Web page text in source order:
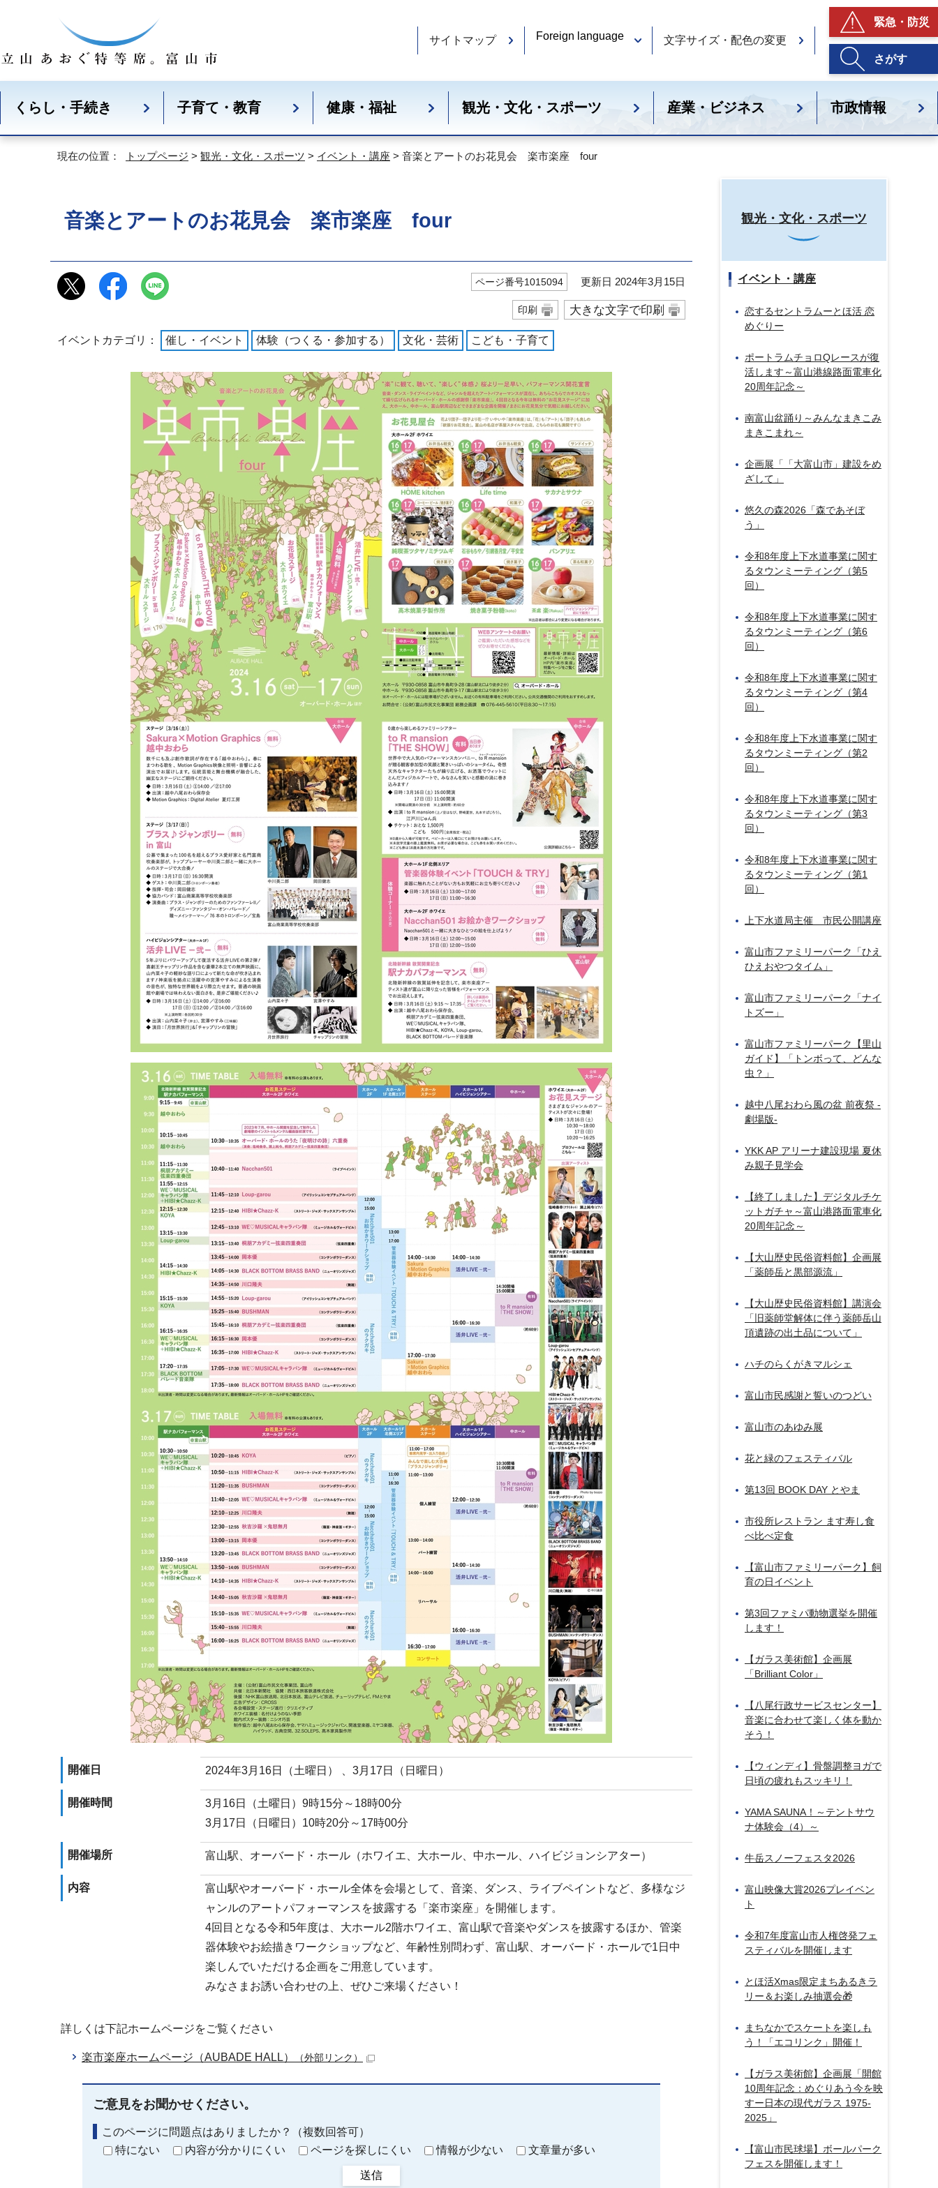
サイトマップ Foreign language 文字サイズ・配色の変更
緊急・防災
さがす
くらし・手続き 子育て・教育 健康・福祉 観光・文化・スポーツ 産業・ビジネス 市政情報
現在の位置： トップページ > 観光・文化・スポーツ > イベント・講座 > 音楽とアートのお花見会 楽市楽座 four
音楽とアートのお花見会 楽市楽座 four
ページ番号1015094 更新日 2024年3月15日
印刷 大きな文字で印刷
イベントカテゴリ： 催し・イベント 体験（つくる・参加する） 文化・芸術 こども・子育て
開催日 2024年3月16日（土曜日） 、3月17日（日曜日）
開催時間
3月16日（土曜日）9時15分～18時00分
3月17日（日曜日）10時20分～17時00分
開催場所 富山駅、オーバード・ホール（ホワイエ、大ホール、中ホール、ハイビジョンシアター）
内容
富山駅やオーバード・ホール全体を会場として、音楽、ダンス、ライブペイントなど、多様なジ
ャンルのアートパフォーマンスを披露する「楽市楽座」を開催します。
4回目となる令和5年度は、大ホール2階ホワイエ、富山駅で音楽やダンスを披露するほか、管楽
器体験やお絵描きワークショップなど、年齢性別問わず、富山駅、オーバード・ホールで1日中
楽しんでいただける企画をご用意しています。
みなさまお誘い合わせの上、ぜひご来場ください！
詳しくは下記ホームページをご覧ください
楽市楽座ホームページ（AUBADE HALL） （外部リンク）
ご意見をお聞かせください。
このページに問題点はありましたか？（複数回答可）
特にない
内容が分かりにくい ページを探しにくい 情報が少ない 文章量が多い
送信
観光・文化・スポーツ
イベント・講座
恋するセントラムーとほ活 恋
めぐりー
ポートラムチョロQレースが復
活します～富山港線路面電車化
20周年記念～
南富山盆踊り～みんなまきこみ
まきこまれ～
企画展「「大富山市」建設をめ
ざして」
悠久の森2026「森であそぼ
う」
令和8年度上下水道事業に関す
るタウンミーティング（第5
回）
令和8年度上下水道事業に関す
るタウンミーティング（第6
回）
令和8年度上下水道事業に関す
るタウンミーティング（第4
回）
令和8年度上下水道事業に関す
るタウンミーティング（第2
回）
令和8年度上下水道事業に関す
るタウンミーティング（第3
回）
令和8年度上下水道事業に関す
るタウンミーティング（第1
回）
上下水道局主催 市民公開講座
富山市ファミリーパーク「ひえ
ひえおやつタイム」
富山市ファミリーパーク「ナイ
トズー」
富山市ファミリーパーク【里山
ガイド】「トンボって、どんな
虫？」
越中八尾おわら風の盆 前夜祭 -
劇場版-
YKK AP アリーナ建設現場 夏休
み親子見学会
【終了しました】デジタルチケ
ットガチャ～富山港路面電車化
20周年記念～
【大山歴史民俗資料館】企画展
「薬師岳と黒部源流」
【大山歴史民俗資料館】講演会
「旧薬師堂解体に伴う薬師岳山
頂遺跡の出土品について」
ハチのらくがきマルシェ
富山市民感謝と誓いのつどい
富山市のあゆみ展
花と緑のフェスティバル
第13回 BOOK DAY とやま
市役所レストラン ます寿し食
べ比べ定食
【富山市ファミリーパーク】飼
育の日イベント
第3回ファミパ動物選挙を開催
します！
【ガラス美術館】企画展
「Brilliant Color」
【八尾行政サービスセンター】
音楽に合わせて楽しく体を動か
そう！
【ウィンディ】骨盤調整ヨガで
日頃の疲れもスッキリ！
YAMA SAUNA！～テントサウ
ナ体験会（4）～
牛岳スノーフェスタ2026
富山映像大賞2026プレイベン
ト
令和7年度富山市人権啓発フェ
スティバルを開催します
とほ活Xmas限定まちあるきラ
リー＆お楽しみ抽選会🎁
まちなかでスケートを楽しも
う！「エコリンク」開催！
【ガラス美術館】企画展「開館
10周年記念：めぐりあう今を映
すー日本の現代ガラス 1975-
2025」
【富山市民球場】ボールパーク
フェスを開催します！